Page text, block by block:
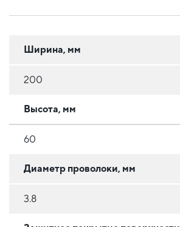
Ширина, мм
200
Высота, мм
60
Диаметр проволоки, мм
3.8